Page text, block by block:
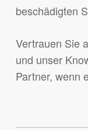
beschädigten
Vertrauen Sie
und unser
Partner, wenn